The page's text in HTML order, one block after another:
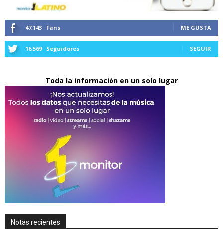
47,143 Fans ME GUSTA
16,569 Seguidores SEGUIR
Toda la información en un solo lugar
Notas recientes